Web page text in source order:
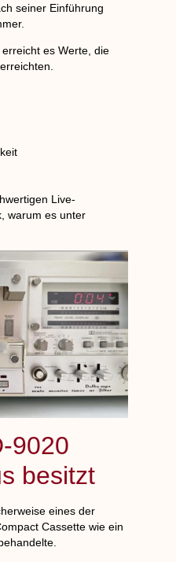
seiner Einführung
es Werte, die
Live-
warum es unter
9020
besitzt
eines der
Cassette wie ein